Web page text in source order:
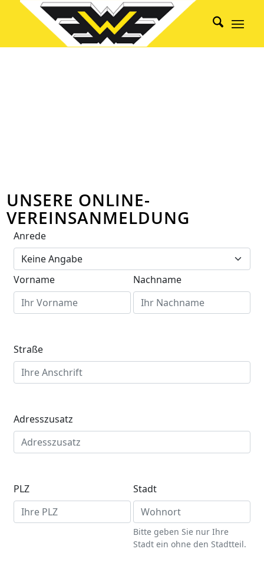
UNSERE ONLINE-
VEREINSANMELDUNG
Anrede
Vorname Nachname
Straße
Adresszusatz
PLZ Stadt
Bitte geben Sie nur Ihre
Stadt ein ohne den Stadtteil.